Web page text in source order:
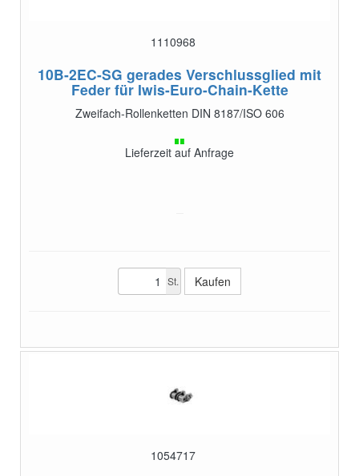
1110968
10B-2EC-SG gerades Verschlussglied mit
Feder für Iwis-Euro-Chain-Kette
Zweifach-Rollenketten DIN 8187/ISO 606
Lieferzeit auf Anfrage
St.
1054717